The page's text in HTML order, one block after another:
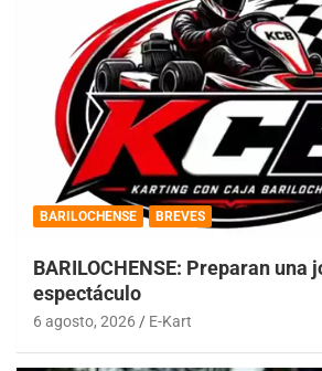
BARILOCHENSE BREVES
BARILOCHENSE: Preparan una
espectáculo
6 agosto, 2026 E-Kart